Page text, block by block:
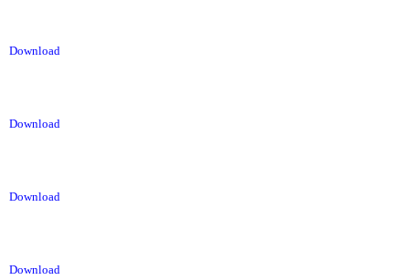
Download
Download
Download
Download